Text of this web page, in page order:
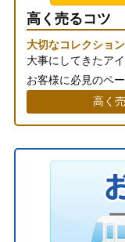
高く売るコツ
大切なコレクショ
大事にしてきたア
お客様に必見のペー
高く